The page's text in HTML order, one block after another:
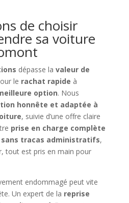
de choisir
sa voiture
dépasse la valeur de
le rachat rapide à
option. Nous
honnête et adaptée à
, suivie d’une offre claire
prise en charge complète
tracas administratifs,
tout est pris en main pour
endommagé peut vite
Un expert de la reprise